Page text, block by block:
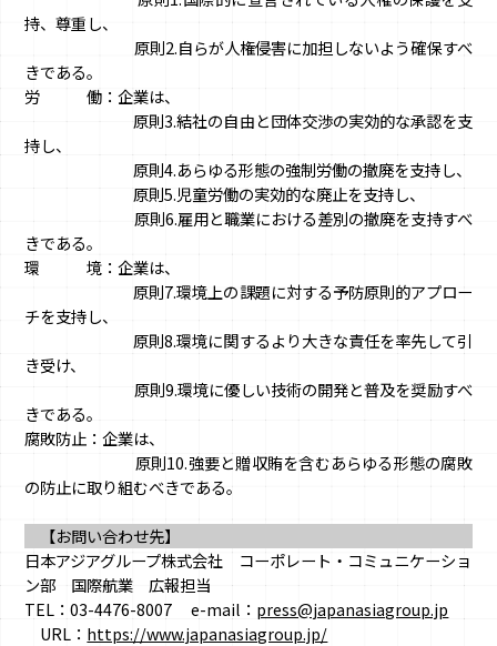
持、尊重し、
原則2.自らが人権侵害に加担しないよう確保すべ
きである。
労 働：企業は、
原則3.結社の自由と団体交渉の実効的な承認を支
持し、
原則4.あらゆる形態の強制労働の撤廃を支持し、
原則5.児童労働の実効的な廃止を支持し、
原則6.雇用と職業における差別の撤廃を支持すべ
きである。
環 境：企業は、
原則7.環境上の課題に対する予防原則的アプロー
チを支持し、
原則8.環境に関するより大きな責任を率先して引
き受け、
原則9.環境に優しい技術の開発と普及を奨励すべ
きである。
腐敗防止：企業は、
原則10.強要と贈収賄を含むあらゆる形態の腐敗
の防止に取り組むべきである。
【お問い合わせ先】
日本アジアグループ株式会社 コーポレート・コミュニケーショ
ン部 国際航業 広報担当
TEL：03-4476-8007 e-mail： press@japanasiagroup.jp
URL： https://www.japanasiagroup.jp/